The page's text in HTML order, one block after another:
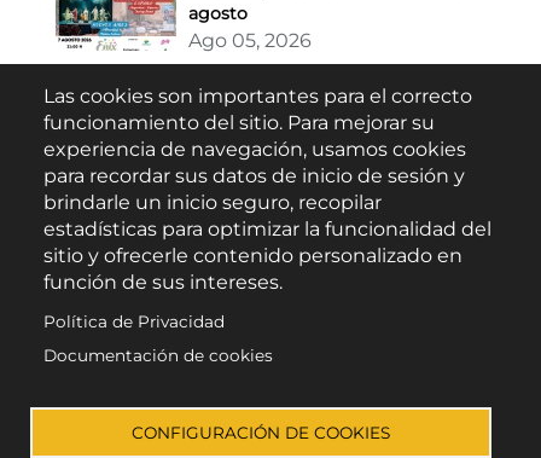
agosto
Ago 05, 2026
Buscar
Las cookies son importantes para el correcto
funcionamiento del sitio. Para mejorar su
experiencia de navegación, usamos cookies
para recordar sus datos de inicio de sesión y
brindarle un inicio seguro, recopilar
estadísticas para optimizar la funcionalidad del
sitio y ofrecerle contenido personalizado en
función de sus intereses.
Política de Privacidad
Documentación de cookies
CONFIGURACIÓN DE COOKIES